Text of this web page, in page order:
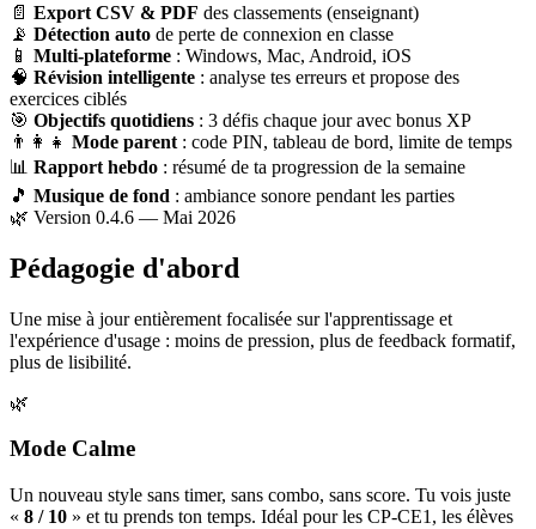
📄 Export CSV & PDF des classements (enseignant)
📡 Détection auto de perte de connexion en classe
📱 Multi-plateforme : Windows, Mac, Android, iOS
🧠 Révision intelligente : analyse tes erreurs et propose des
exercices ciblés
🎯 Objectifs quotidiens : 3 défis chaque jour avec bonus XP
👨‍👩‍👧 Mode parent : code PIN, tableau de bord, limite de temps
📊 Rapport hebdo : résumé de ta progression de la semaine
🎵 Musique de fond : ambiance sonore pendant les parties
🌿 Version 0.4.6 — Mai 2026
Pédagogie d'abord
Une mise à jour entièrement focalisée sur l'apprentissage et
l'expérience d'usage : moins de pression, plus de feedback formatif,
plus de lisibilité.
🌿
Mode Calme
Un nouveau style sans timer, sans combo, sans score. Tu vois juste
« 8 / 10 » et tu prends ton temps. Idéal pour les CP-CE1, les élèves